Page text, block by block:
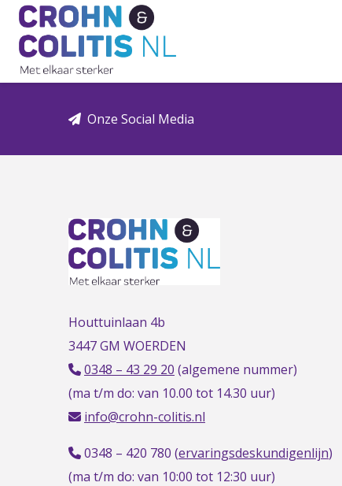
Onze Social Media
Houttuinlaan 4b
3447 GM WOERDEN
0348 – 43 29 20 (algemene nummer)
(ma t/m do: van 10.00 tot 14.30 uur)
info@crohn-colitis.nl
0348 – 420 780 (ervaringsdeskundigenlijn)
(ma t/m do: van 10:00 tot 12:30 uur)